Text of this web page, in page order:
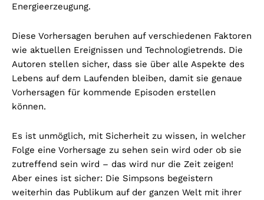
Energieerzeugung.
Diese Vorhersagen beruhen auf verschiedenen Faktoren
wie aktuellen Ereignissen und Technologietrends. Die
Autoren stellen sicher, dass sie über alle Aspekte des
Lebens auf dem Laufenden bleiben, damit sie genaue
Vorhersagen für kommende Episoden erstellen
können.
Es ist unmöglich, mit Sicherheit zu wissen, in welcher
Folge eine Vorhersage zu sehen sein wird oder ob sie
zutreffend sein wird – das wird nur die Zeit zeigen!
Aber eines ist sicher: Die Simpsons begeistern
weiterhin das Publikum auf der ganzen Welt mit ihrer